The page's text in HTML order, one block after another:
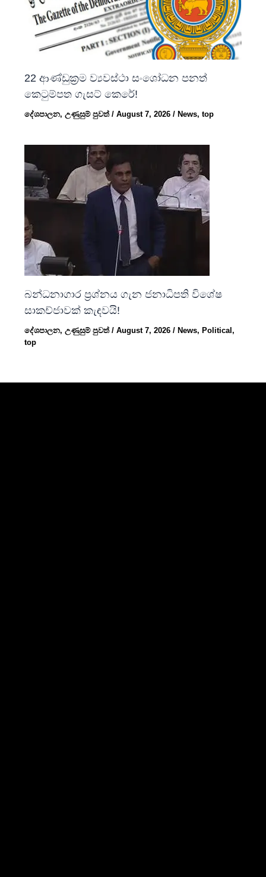
22 ආණ්ඩුක්‍රම ව්‍යවස්ථා සංශෝධන පනත්
කෙටුම්පත ගැසට් කෙරේ!
දේශපාලන,උණුසුම් පුවත්/August 7, 2026/ News,top
බන්ධනාගාර ප්‍රශ්නය ගැන ජනාධිපති විශේෂ
සාකච්ජාවක් කැඳවයි!
දේශපාලන,උණුසුම් පුවත්/August 7, 2026/News,Political,
top